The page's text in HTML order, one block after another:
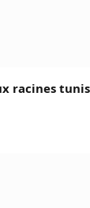
racines